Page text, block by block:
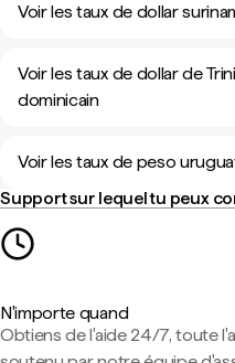
Voir les taux de dollar
Voir les taux de dollar de
dominicain
Voir les taux de peso
Support sur lequel tu peux
N'importe quand
Obtiens de l'aide 24/7, toute